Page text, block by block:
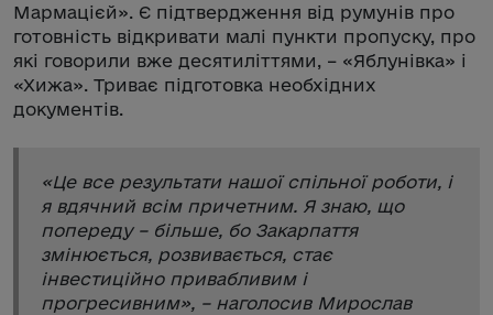
Мармацієй». Є підтвердження від румунів про
готовність відкривати малі пункти пропуску, про
які говорили вже десятиліттями, – «Яблунівка» і
«Хижа». Триває підготовка необхідних
документів.
«Це все результати нашої спільної роботи, і
я вдячний всім причетним. Я знаю, що
попереду – більше, бо Закарпаття
змінюється, розвивається, стає
інвестиційно привабливим і
прогресивним», – наголосив Мирослав